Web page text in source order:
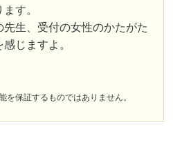
す。
生、受付の女性のかたがた
じますよ。
保証するものではありません。